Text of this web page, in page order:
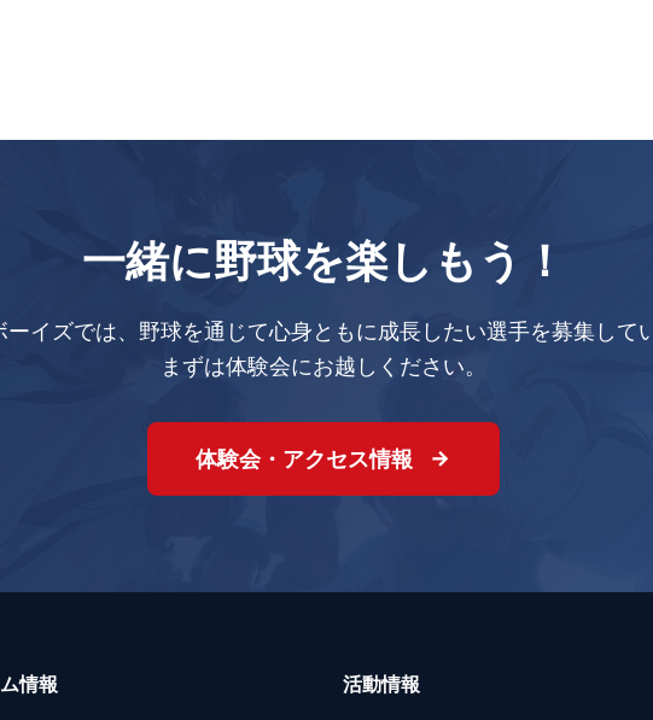
一緒に野球を楽しもう！
ーイズでは、野球を通じて心身ともに成長したい選手を募集して
まずは体験会にお越しください。
体験会・アクセス情報
情報
活動情報